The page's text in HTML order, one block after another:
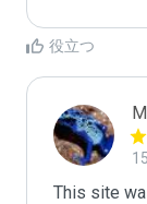
役立つ
This site